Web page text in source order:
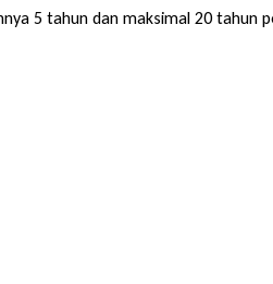
5 tahun dan maksimal 20 tahun